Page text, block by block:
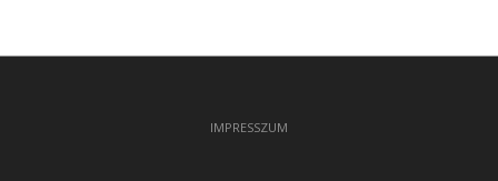
IMPRESSZUM